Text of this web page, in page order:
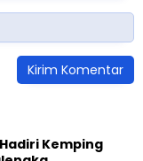
Kemping